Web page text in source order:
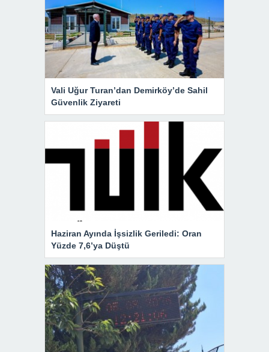
Vali Uğur Turan’dan Demirköy’de Sahil
Güvenlik Ziyareti
Haziran Ayında İşsizlik Geriledi: Oran
Yüzde 7,6’ya Düştü